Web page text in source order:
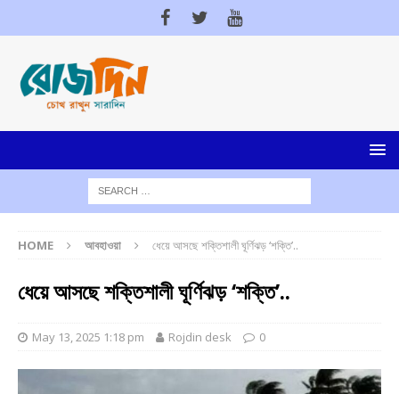
HOME আবহাওয়া ধেয়ে আসছে শক্তিশালী ঘূর্ণিঝড় ‘শক্তি’..
ধেয়ে আসছে শক্তিশালী ঘূর্ণিঝড় ‘শক্তি’..
May 13, 2025 1:18 pm Rojdin desk 0